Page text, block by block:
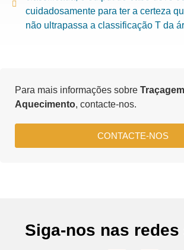
cuidadosamente para ter a certeza
não ultrapassa a classificação T da
Para mais informações sobre
Aquecimento, contacte-nos.
CONTACTE-NOS
Siga-nos nas